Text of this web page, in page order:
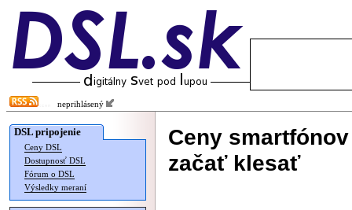
neprihlásený
DSL pripojenie
Ceny DSL
Dostupnosť DSL
Fórum o DSL
Výsledky meraní
Ceny
začať klesať